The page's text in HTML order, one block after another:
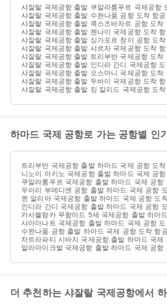
샤잘랄 국제공항 출발 쿠알라룸푸르 국제공항
샤잘랄 국제공항 출발 수완나품 공항 도착 항공
샤잘랄 국제공항 출발 콕스즈바자르 공항 도착
샤잘랄 국제공항 출발 첸나이 국제공항 도착 항
샤잘랄 국제공항 출발 싱가포르 창이 공항 도착
샤잘랄 국제공항 출발 샤르자 국제공항 도착 항
샤잘랄 국제공항 출발 트리부반 국제공항 도착
샤잘랄 국제공항 출발 인디라 간디 국제공항 도
샤잘랄 국제공항 출발 오스마니 국제공항 도착
샤잘랄 국제공항 출발 두바이 국제공항 도착 항
샤잘랄 국제공항 출발 킹 칼리드 국제공항 도착
하마드 국제 공항로 가는 공항별 인
트리부반 국제공항 출발 하마드 국제 공항 도착
니노이 아키노 국제공항 출발 하마드 국제 공
쿠알라룸푸르 국제공항 출발 하마드 국제 공항
우아리 부메디엔 공항 출발 하마드 국제 공항
퀸 알리아 국제공항 출발 하마드 국제 공항 도
인디라 간디 국제공항 출발 하마드 국제 공항
카사블랑카 무함마드 5세 국제공항 출발 하마
샤아마나트 국제공항 출발 하마드 국제 공항 도
수완나품 공항 출발 하마드 국제 공항 도착 항
차트라파티 시바지 국제공항 출발 하마드 국제
알라마이크발 국제공항 출발 하마드 국제 공항
더 추천하는 샤잘랄 국제공항에서